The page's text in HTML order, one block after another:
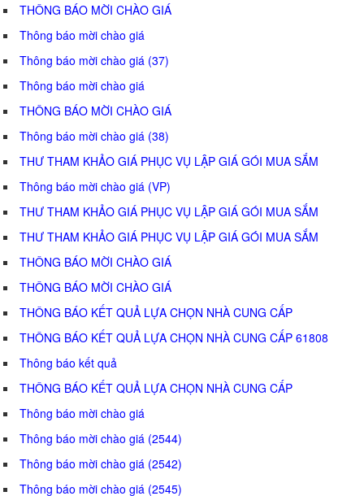
THÔNG BÁO MỜI CHÀO GIÁ
Thông báo mời chào giá
Thông báo mời chào giá (37)
Thông báo mời chào giá
THÔNG BÁO MỜI CHÀO GIÁ
Thông báo mời chào giá (38)
THƯ THAM KHẢO GIÁ PHỤC VỤ LẬP GIÁ GÓI MUA SẮM
Thông báo mời chào giá (VP)
THƯ THAM KHẢO GIÁ PHỤC VỤ LẬP GIÁ GÓI MUA SẮM
THƯ THAM KHẢO GIÁ PHỤC VỤ LẬP GIÁ GÓI MUA SẮM
THÔNG BÁO MỜI CHÀO GIÁ
THÔNG BÁO MỜI CHÀO GIÁ
THÔNG BÁO KẾT QUẢ LỰA CHỌN NHÀ CUNG CẤP
THÔNG BÁO KẾT QUẢ LỰA CHỌN NHÀ CUNG CẤP 61808
Thông báo kết quả
THÔNG BÁO KẾT QUẢ LỰA CHỌN NHÀ CUNG CẤP
Thông báo mời chào giá
Thông báo mời chào giá (2544)
Thông báo mời chào giá (2542)
Thông báo mời chào giá (2545)